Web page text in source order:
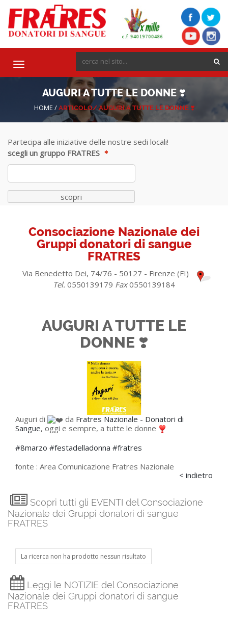
Toggle
AUGURI A TUTTE LE DONNE ❣️
HOME / ARTICOLO/ AUGURI A TUTTE LE DONNE ❣️
Partecipa alle iniziative delle nostre sedi locali!
scegli un gruppo FRATRES
scopri
Consociazione Nazionale dei
Gruppi donatori di sangue
FRATRES
Via Benedetto Dei, 74/76 - 50127 - Firenze (FI)
Tel. 0550139179 Fax0550139184
AUGURI A TUTTE LE
DONNE ❣️
Auguri di da Fratres Nazionale - Donatori di
Sangue, oggi e sempre, a tutte le donne
#8marzo #festadelladonna #fratres
fonte : Area Comunicazione Fratres Nazionale
< indietro
Scopri tutti gli EVENTI del Consociazione
Nazionale dei Gruppi donatori di sangue
FRATRES
La ricerca non ha prodotto nessun risultato
Leggi le NOTIZIE del Consociazione
Nazionale dei Gruppi donatori di sangue
FRATRES